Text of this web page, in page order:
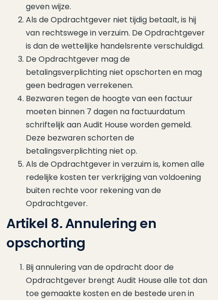
geven wijze.
Als de Opdrachtgever niet tijdig betaalt, is hij
van rechtswege in verzuim. De Opdrachtgever
is dan de wettelijke handelsrente verschuldigd.
De Opdrachtgever mag de
betalingsverplichting niet opschorten en mag
geen bedragen verrekenen.
Bezwaren tegen de hoogte van een factuur
moeten binnen 7 dagen na factuurdatum
schriftelijk aan Audit House worden gemeld.
Deze bezwaren schorten de
betalingsverplichting niet op.
Als de Opdrachtgever in verzuim is, komen alle
redelijke kosten ter verkrijging van voldoening
buiten rechte voor rekening van de
Opdrachtgever.
Artikel 8. Annulering en
opschorting
Bij annulering van de opdracht door de
Opdrachtgever brengt Audit House alle tot dan
toe gemaakte kosten en de bestede uren in